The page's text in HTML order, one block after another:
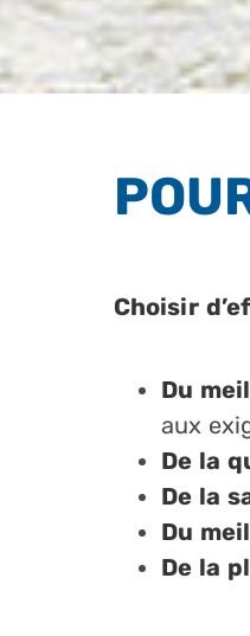
Choisir
Du
aux
De la
De la
Du
De la